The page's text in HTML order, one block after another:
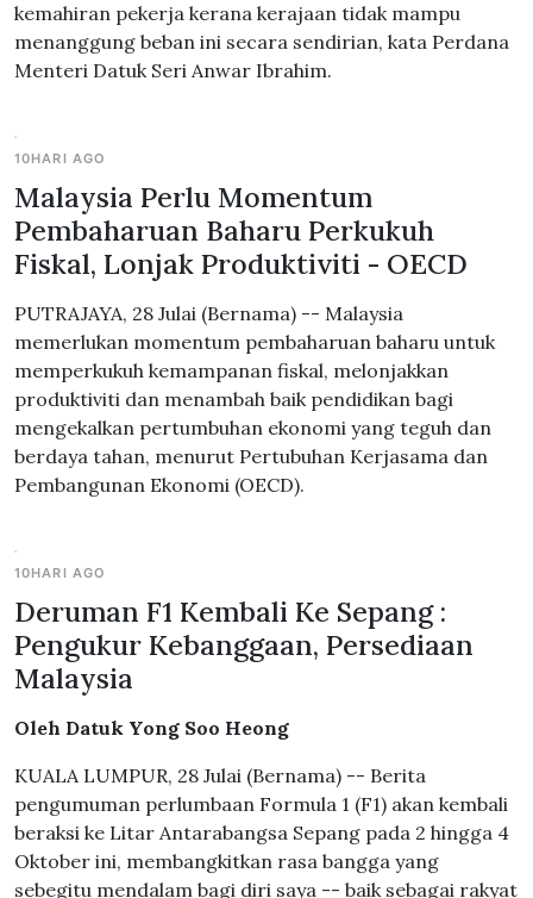
kemahiran pekerja kerana kerajaan tidak mampu
menanggung beban ini secara sendirian, kata Perdana
Menteri Datuk Seri Anwar Ibrahim.
10HARI AGO
Malaysia Perlu Momentum
Pembaharuan Baharu Perkukuh
Fiskal, Lonjak Produktiviti - OECD
PUTRAJAYA, 28 Julai (Bernama) -- Malaysia
memerlukan momentum pembaharuan baharu untuk
memperkukuh kemampanan fiskal, melonjakkan
produktiviti dan menambah baik pendidikan bagi
mengekalkan pertumbuhan ekonomi yang teguh dan
berdaya tahan, menurut Pertubuhan Kerjasama dan
Pembangunan Ekonomi (OECD).
10HARI AGO
Deruman F1 Kembali Ke Sepang :
Pengukur Kebanggaan, Persediaan
Malaysia
Oleh Datuk Yong Soo Heong
KUALA LUMPUR, 28 Julai (Bernama) -- Berita
pengumuman perlumbaan Formula 1 (F1) akan kembali
beraksi ke Litar Antarabangsa Sepang pada 2 hingga 4
Oktober ini, membangkitkan rasa bangga yang
sebegitu mendalam bagi diri saya -- baik sebagai rakyat